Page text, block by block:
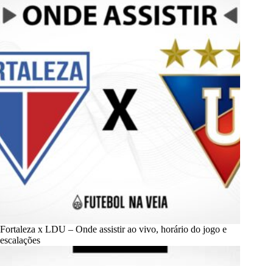
Fortaleza x LDU – Onde assistir ao vivo, horário do jogo e
escalações